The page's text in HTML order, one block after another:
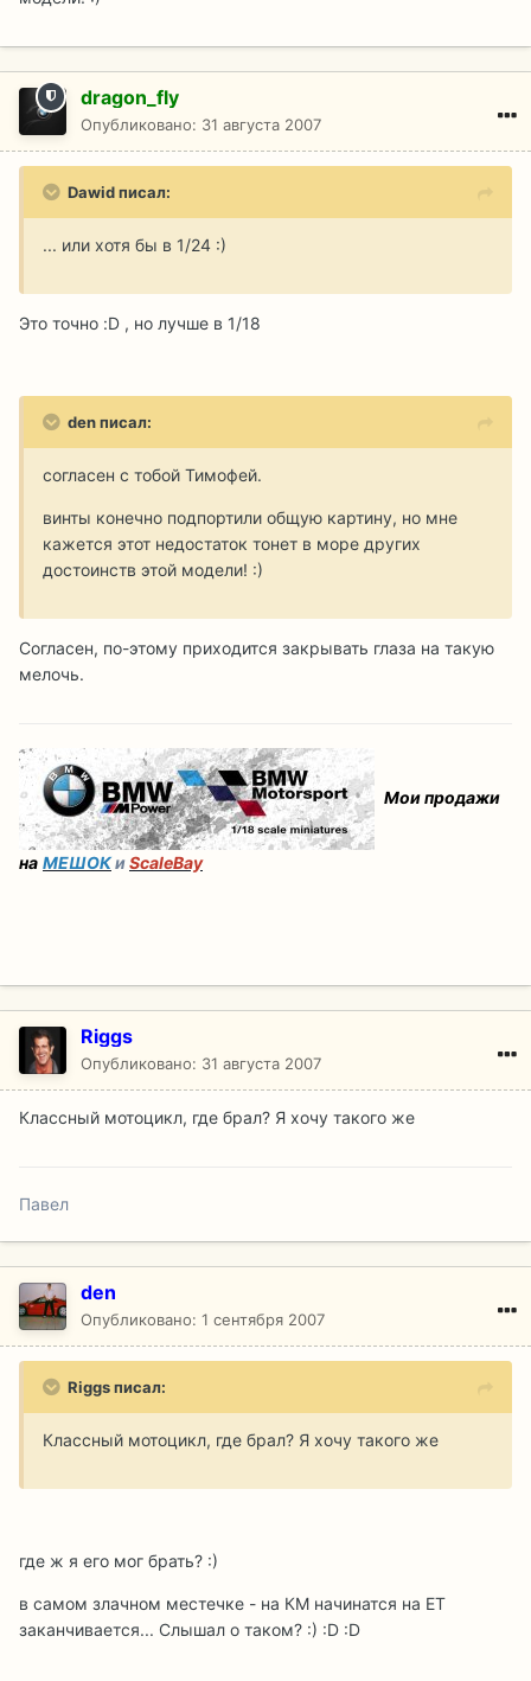
dragon_fly
Опубликовано: 31 августа 2007
Dawid писал:
... или хотя бы в 1/24 :)
Это точно :D , но лучше в 1/18
den писал:
согласен с тобой Тимофей.
винты конечно подпортили общую картину, но мне
кажется этот недостаток тонет в море других
достоинств этой модели! :)
Согласен, по-этому приходится закрывать глаза на такую
мелочь.
Мои продажи
на МЕШОКиScaleBay
Riggs
Опубликовано: 31 августа 2007
Классный мотоцикл, где брал? Я хочу такого же
Павел
den
Опубликовано: 1 сентября 2007
Riggs писал:
Классный мотоцикл, где брал? Я хочу такого же
где ж я его мог брать? :)
в самом злачном местечке - на КМ начинатся на ЕТ
заканчивается... Слышал о таком? :) :D :D